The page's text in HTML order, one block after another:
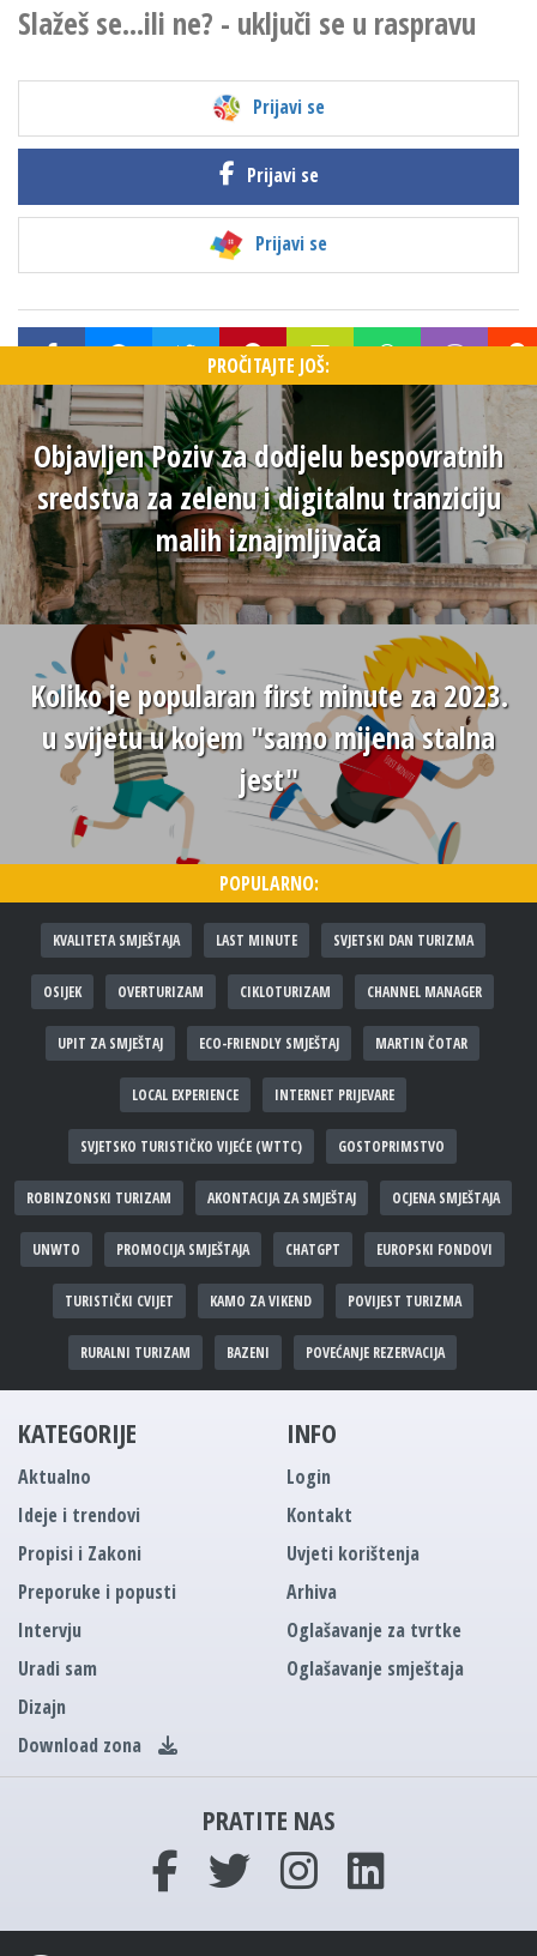
Slažeš se...ili ne? - uključi se u raspravu
Prijavi se
Prijavi se
Prijavi se
PROČITAJTE JOŠ:
Objavljen Poziv za dodjelu bespovratnih
sredstva za zelenu i digitalnu tranziciju
malih iznajmljivača
Koliko je popularan first minute za 2023.
u svijetu u kojem "samo mijena stalna
jest"
POPULARNO:
KVALITETA SMJEŠTAJA LAST MINUTE SVJETSKI DAN TURIZMA
OSIJEK OVERTURIZAM CIKLOTURIZAM CHANNEL MANAGER
UPIT ZA SMJEŠTAJ ECO-FRIENDLY SMJEŠTAJ MARTIN ČOTAR
LOCAL EXPERIENCE INTERNET PRIJEVARE
SVJETSKO TURISTIČKO VIJEĆE (WTTC) GOSTOPRIMSTVO
ROBINZONSKI TURIZAM AKONTACIJA ZA SMJEŠTAJ OCJENA SMJEŠTAJA
UNWTO PROMOCIJA SMJEŠTAJA CHATGPT EUROPSKI FONDOVI
TURISTIČKI CVIJET KAMO ZA VIKEND POVIJEST TURIZMA
RURALNI TURIZAM BAZENI POVEĆANJE REZERVACIJA
KATEGORIJE
Aktualno
Ideje i trendovi
Propisi i Zakoni
Preporuke i popusti
Intervju
Uradi sam
Dizajn
Download zona
INFO
Login
Kontakt
Uvjeti korištenja
Arhiva
Oglašavanje za tvrtke
Oglašavanje smještaja
PRATITE NAS